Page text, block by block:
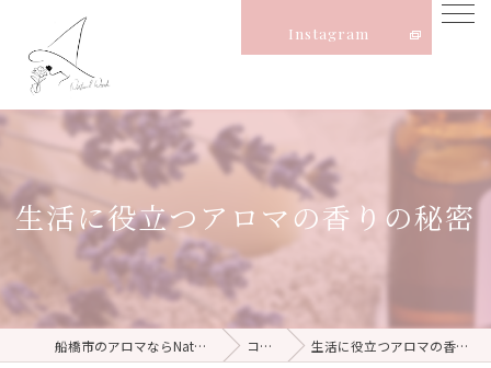
Instagram
生活に役立つアロマの香りの秘密
船橋市のアロマならNatural Witch コラム 生活に役立つアロマの香りの秘密